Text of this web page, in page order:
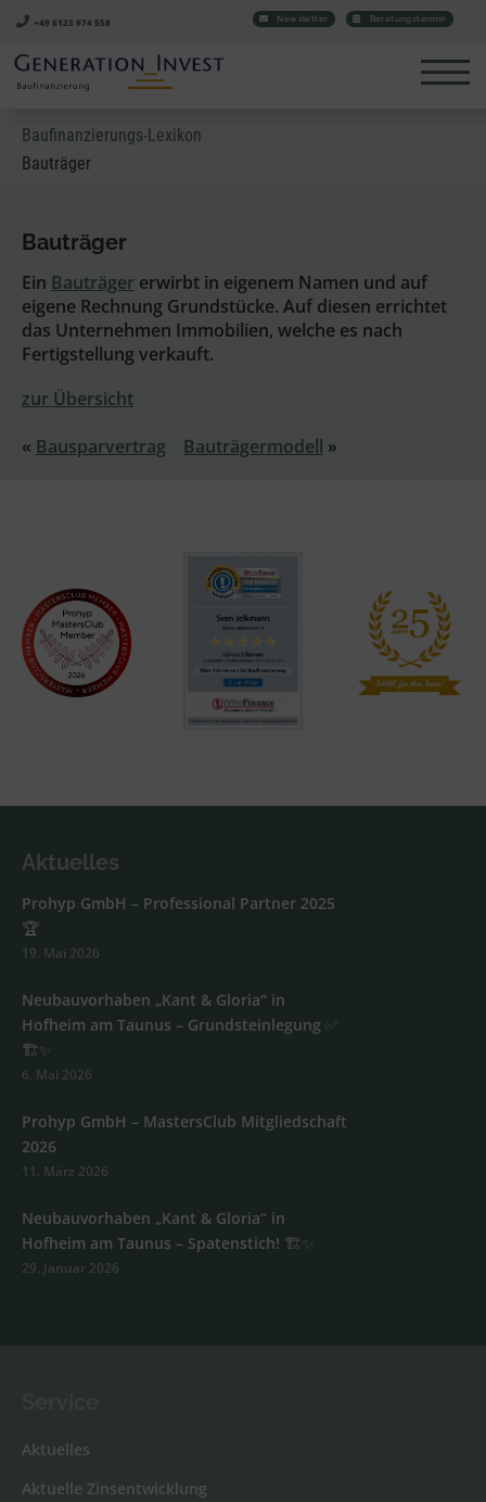
+49 6123 974 558 Beratungstermin
Newsletter
Baufinanzierungs-Lexikon
Bauträger
Bauträger
Ein Bauträger erwirbt in eigenem Namen und auf
eigene Rechnung Grundstücke. Auf diesen errichtet
das Unternehmen Immobilien, welche es nach
Fertigstellung verkauft.
zur Übersicht
« Bausparvertrag Bauträgermodell »
Aktuelles
Prohyp GmbH – Professional Partner 2025
🏆
19. Mai 2026
Neubauvorhaben „Kant & Gloria“ in
Hofheim am Taunus – Grundsteinlegung ✅
🏗️✨
6. Mai 2026
Prohyp GmbH – MastersClub Mitgliedschaft
2026
11. März 2026
Neubauvorhaben „Kant & Gloria“ in
Hofheim am Taunus – Spatenstich! 🏗️✨
29. Januar 2026
Aktuelles
Aktuelle Zinsentwicklung